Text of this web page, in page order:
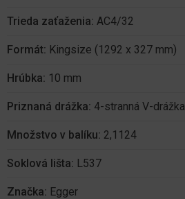
Trieda zaťaženia: AC4/32
Formát: Kingsize (1292 x 327 mm)
Hrúbka: 10 mm
Priznaná drážka: 4-stranná V-drážka
Množstvo v balíku: 2,1124
Soklová lišta: L537
Značka: Egger